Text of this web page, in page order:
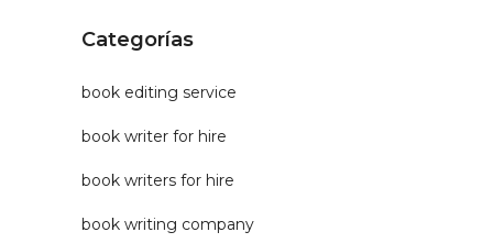
Categorías
book editing service
book writer for hire
book writers for hire
book writing company